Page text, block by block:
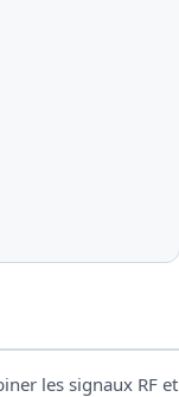
les signaux RF et